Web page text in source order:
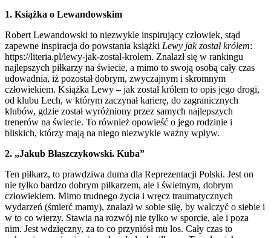
1. Książka o Lewandowskim
Robert Lewandowski to niezwykle inspirujący człowiek, stąd
zapewne inspiracja do powstania książki Lewy jak został królem:
https://literia.pl/lewy-jak-zostal-krolem. Znalazł się w rankingu
najlepszych piłkarzy na świecie, a mimo to swoją osobą cały czas
udowadnia, iż pozostał dobrym, zwyczajnym i skromnym
człowiekiem. Książka Lewy – jak został królem to opis jego drogi,
od klubu Lech, w którym zaczynał karierę, do zagranicznych
klubów, gdzie został wyróżniony przez samych najlepszych
trenerów na świecie. To również opowieść o jego rodzinie i
bliskich, którzy mają na niego niezwykle ważny wpływ.
2. „Jakub Błaszczykowski. Kuba”
Ten piłkarz, to prawdziwa duma dla Reprezentacji Polski. Jest on
nie tylko bardzo dobrym piłkarzem, ale i świetnym, dobrym
człowiekiem. Mimo trudnego życia i wręcz traumatycznych
wydarzeń (śmierć mamy), znalazł w sobie siłę, by walczyć o siebie i
w to co wierzy. Stawia na rozwój nie tylko w sporcie, ale i poza
nim. Jest wdzięczny, za to co przyniósł mu los. Cały czas to